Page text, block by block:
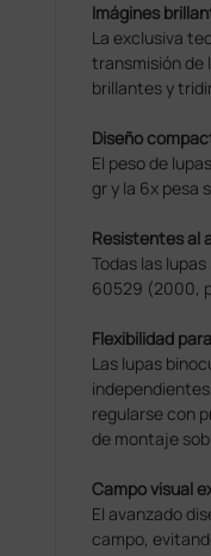
Imágines
La exclusiva
transmisión de
brillantes y
Diseño
El peso de
gr y la 6x pesa
Resistentes al
Todas las
60529 (2000,
Flexibilidad
Las lupas
regularse con
de montaje
Campo visual
El avanzado
campo,